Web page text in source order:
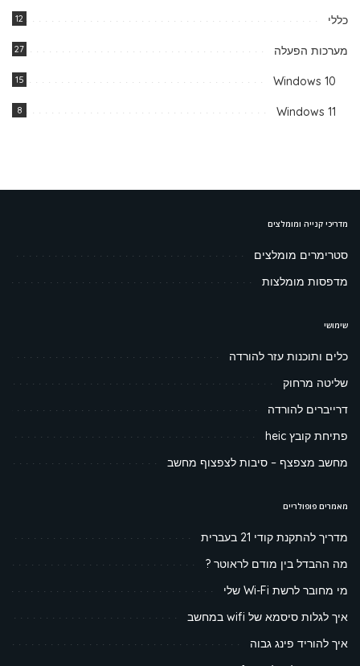
כללי 12
מערכות הפעלה 27
Windows 10
15
Windows 11
8
מדריכי קנייה ומומלצים
סטרימרים מומלצים
מדפסות מומלצות
שימושי
כלים ותוכנות עזר להורדה
שליטה מרחוק
דרייברים להורדה
פתיחת קובץ heic
מחשב מצפצף – סיבות לצפצוף מחשב
מאמרים פופולריים
מדריך להתקנת קודי 21 בעברית
מה ההבדל בין מודם לראוטר ?
מי מחובר לרשת Wi-Fi שלי
איך לגלות סיסמא של wifi במחשב
איך להוריד פינג גבוה